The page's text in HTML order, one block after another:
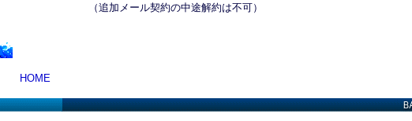
HOME
（追加メール契約の中途解約は不可）